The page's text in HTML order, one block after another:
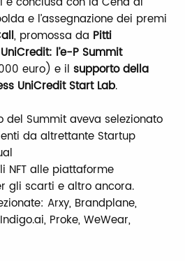
e l’assegnazione dei premi
, promossa da Pitti
l’e-P Summit
euro) e il supporto della
UniCredit Start Lab.
del Summit aveva selezionato
da altrettante Startup
alle piattaforme
gli scarti e altro ancora.
Arxy, Brandplane,
Proke, WeWear,